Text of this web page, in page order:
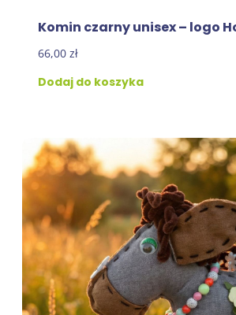
Komin czarny unisex – logo
66,00 zł
Dodaj do koszyka